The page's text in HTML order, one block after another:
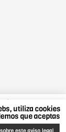
utiliza cookies
que aceptas
de webs,
navegando
de cookies.